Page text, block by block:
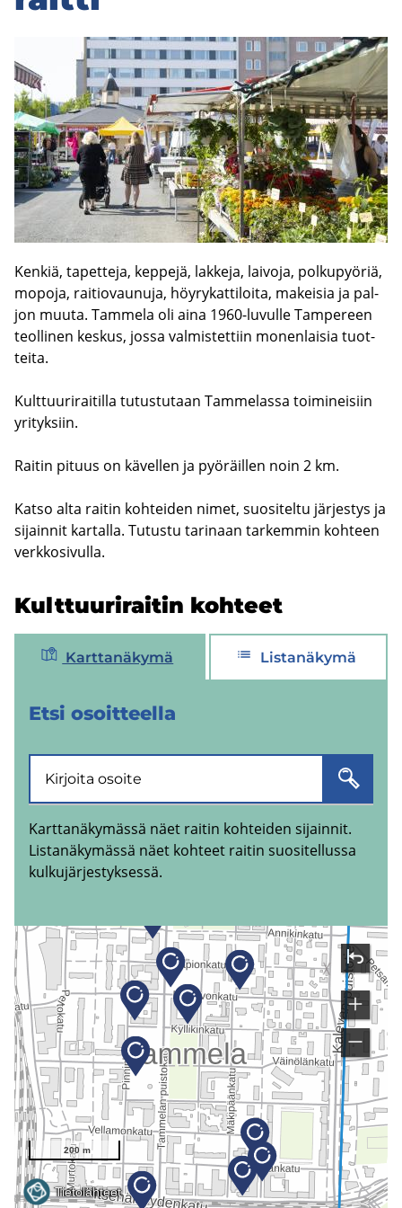
Ken­kiä, ta­pet­te­ja, kep­pe­jä, lak­ke­ja, lai­vo­ja, pol­ku­pyö­riä,
mo­po­ja, rai­tio­vau­nu­ja, höy­ry­kat­ti­loi­ta, ma­kei­sia ja pal­
jon muuta. Tam­me­la oli aina 1960-​luvulle Tam­pe­reen
teol­li­nen kes­kus, jossa val­mis­tet­tiin mo­nen­lai­sia tuot­
tei­ta.
Kult­tuu­ri­rai­til­la tu­tus­tu­taan Tam­me­las­sa toi­mi­nei­siin
yri­tyk­siin.
Rai­tin pi­tuus on kä­vel­len ja pyö­räil­len noin 2 km.
Katso alta rai­tin koh­tei­den nimet, suo­si­tel­tu jär­jes­tys ja
si­jain­nit kar­tal­la. Tu­tus­tu ta­ri­naan tar­kem­min koh­teen
verk­ko­si­vul­la.
Kult­tuu­ri­rai­tin koh­teet
Karttanäkymä Listanäkymä
Etsi osoit­teel­la
Karttanäkymässä näet raitin kohteiden sijainnit.
Listanäkymässä näet kohteet raitin suositellussa
kulkujärjestyksessä.